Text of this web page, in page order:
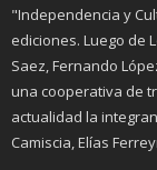
"Independencia y
ediciones. Luego de
Saez, Fernando
una cooperativa de
actualidad la
Camiscia, Elías